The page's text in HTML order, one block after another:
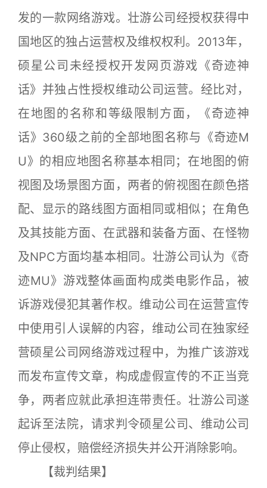
发的一款网络游戏。壮游公司经授权获得中
国地区的独占运营权及维权权利。2013年，
硕星公司未经授权开发网页游戏《奇迹神
话》并独占性授权维动公司运营。经比对，
在地图的名称和等级限制方面，《奇迹神
话》360级之前的全部地图名称与《奇迹M
U》的相应地图名称基本相同；在地图的俯
视图及场景图方面，两者的俯视图在颜色搭
配、显示的路线图方面相同或相似；在角色
及其技能方面、在武器和装备方面、在怪物
及NPC方面均基本相同。壮游公司认为《奇
迹MU》游戏整体画面构成类电影作品，被
诉游戏侵犯其著作权。维动公司在运营宣传
中使用引人误解的内容，维动公司在独家经
营硕星公司网络游戏过程中，为推广该游戏
而发布宣传文章，构成虚假宣传的不正当竞
争，两者应就此承担连带责任。壮游公司遂
起诉至法院，请求判令硕星公司、维动公司
停止侵权，赔偿经济损失并公开消除影响。
【裁判结果】